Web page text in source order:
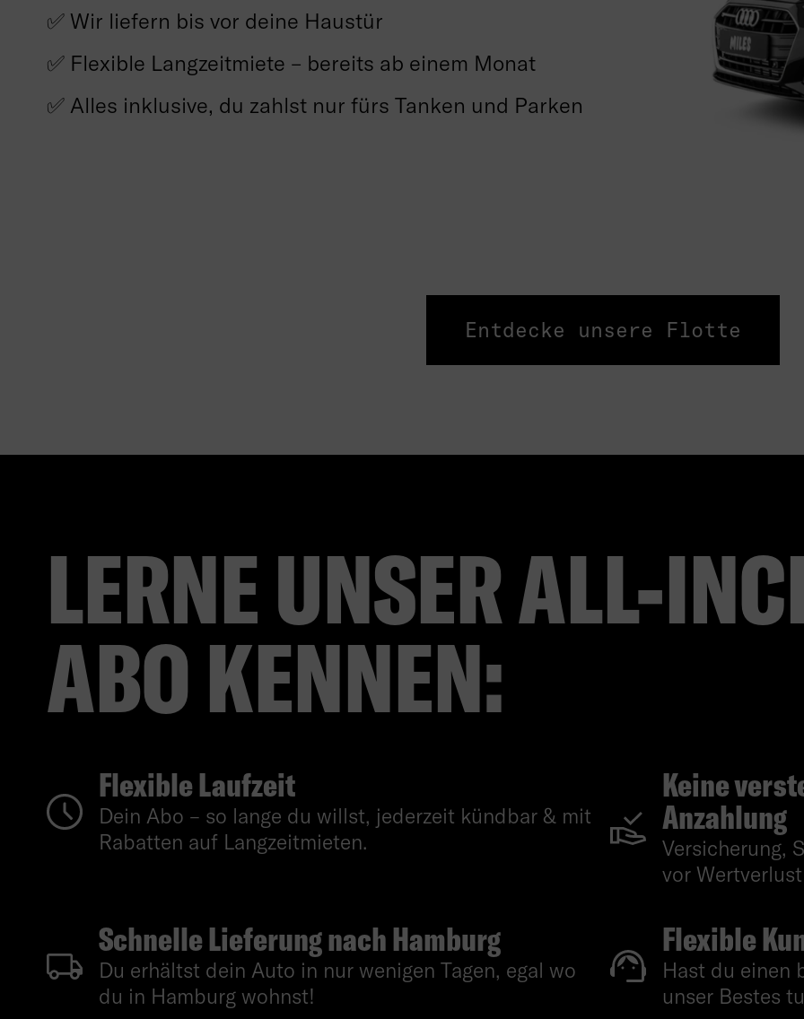
✅ Wir liefern bis vor deine Haustür
✅ Flexible Langzeitmiete – bereits ab einem Monat
✅ Alles inklusive, du zahlst nur fürs Tanken und Parken
Entdecke unsere Flotte
LERNE UNSER ALL-
ABO KENNEN:
Flexible Laufzeit
Dein Abo – so lange du willst, jederzeit kündbar & mit
Rabatten auf Langzeitmieten.
Keine
Anzahlung
Versicherung,
vor
Schnelle Lieferung nach Hamburg
Du erhältst dein Auto in nur wenigen Tagen, egal wo
du in Hamburg wohnst!
Flexible
Hast du einen
unser Bestes